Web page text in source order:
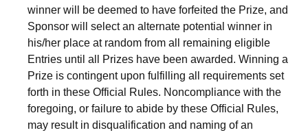
winner will be deemed to have forfeited the Prize, and
Sponsor will select an alternate potential winner in
his/her place at random from all remaining eligible
Entries until all Prizes have been awarded. Winning a
Prize is contingent upon fulfilling all requirements set
forth in these Official Rules. Noncompliance with the
foregoing, or failure to abide by these Official Rules,
may result in disqualification and naming of an